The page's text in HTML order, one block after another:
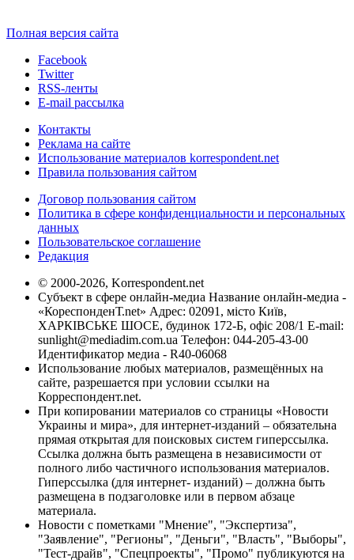
Полная версия сайта
Facebook
Twitter
RSS-ленты
E-mail рассылка
Контакты
Реклама на сайте
Использование материалов korrespondent.net
Правила пользования сайтом
Договор пользования сайтом
Политика в сфере конфиденциальности и персональных
данных
Пользовательское соглашение
Редакция
© 2000-2026, Korrespondent.net
Субъект в сфере онлайн-медиа Название онлайн-медиа -
«КореспонденТ.net» Адрес: 02091, місто Київ,
ХАРКІВСЬКЕ ШОСЕ, будинок 172-Б, офіс 208/1 E-mail:
sunlight@mediadim.com.ua Телефон: 044-205-43-00
Идентификатор медиа - R40-06068
Использование любых материалов, размещённых на
сайте, разрешается при условии ссылки на
Корреспондент.net.
При копировании материалов со страницы «Новости
Украины и мира», для интернет-изданий – обязательна
прямая открытая для поисковых систем гиперссылка.
Ссылка должна быть размещена в независимости от
полного либо частичного использования материалов.
Гиперссылка (для интернет- изданий) – должна быть
размещена в подзаголовке или в первом абзаце
материала.
Новости с пометками "Мнение", "Экспертиза",
"Заявление", "Регионы", "Деньги", "Власть", "Выборы",
"Тест-драйв", "Спецпроекты", "Промо" публикуются на